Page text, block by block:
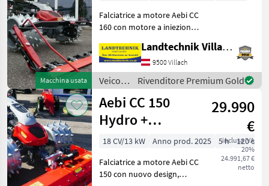
Macchina usata
Falciatrice a motore Aebi CC
160 con motore a iniezione
avviamento elettrico, con
display grafico HMI
Premium dal design
rinnovato, dotato di
Landtechnik Villach GmbH
9500 Villach
Veicoli
agricoli
a
motore
/ Aebi
Rivenditore Premium Gold
Aebi CC 150
Hydro +
trinciatrice
Müthing
29.990
€
inclusa IVA
20%
24.991,67 €
netto
18 CV/13 kW Anno prod. 2025 5 h
120 cm
Falciatrice a motore Aebi CC
150 con nuovo design,